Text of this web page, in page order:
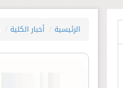
الرئيسية أخبار الكلية